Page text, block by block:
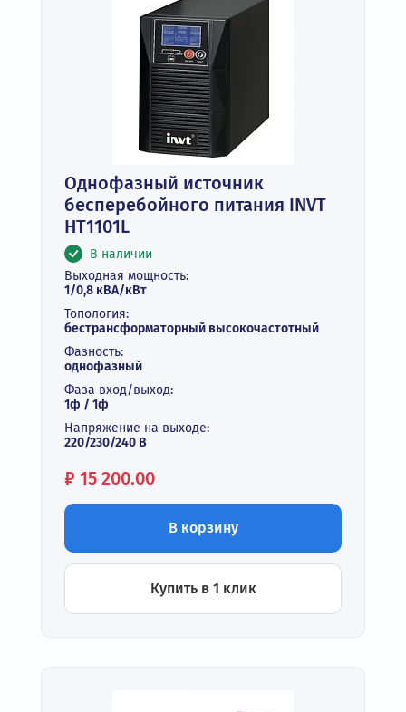
Однофазный источник
бесперебойного питания INVT
HT1101L
В наличии
Выходная мощность:
1/0,8 кВА/кВт
Топология:
бестрансформаторный высокочастотный
Фазность:
однофазный
Фаза вход/выход:
1ф / 1ф
Напряжение на выходе:
220/230/240 В
Цена:
₽ 15 200.00
В корзину
Купить в 1 клик